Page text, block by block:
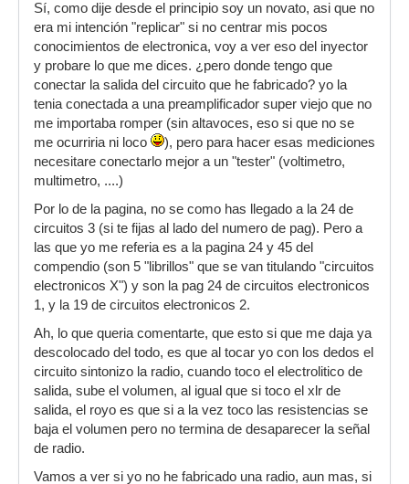
Sí, como dije desde el principio soy un novato, asi que no
era mi intención "replicar" si no centrar mis pocos
conocimientos de electronica, voy a ver eso del inyector
y probare lo que me dices. ¿pero donde tengo que
conectar la salida del circuito que he fabricado? yo la
tenia conectada a una preamplificador super viejo que no
me importaba romper (sin altavoces, eso si que no se
me ocurriria ni loco
), pero para hacer esas mediciones
necesitare conectarlo mejor a un "tester" (voltimetro,
multimetro, ....)
Por lo de la pagina, no se como has llegado a la 24 de
circuitos 3 (si te fijas al lado del numero de pag). Pero a
las que yo me referia es a la pagina 24 y 45 del
compendio (son 5 "librillos" que se van titulando "circuitos
electronicos X") y son la pag 24 de circuitos electronicos
1, y la 19 de circuitos electronicos 2.
Ah, lo que queria comentarte, que esto si que me daja ya
descolocado del todo, es que al tocar yo con los dedos el
circuito sintonizo la radio, cuando toco el electrolitico de
salida, sube el volumen, al igual que si toco el xlr de
salida, el royo es que si a la vez toco las resistencias se
baja el volumen pero no termina de desaparecer la señal
de radio.
Vamos a ver si yo no he fabricado una radio, aun mas, si